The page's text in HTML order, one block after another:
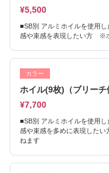
¥5,500
■SB別 アルミホイルを使用
感や束感を表現したい方 ※
カラー
ホイル(9枚)（ブリーチ
¥7,700
■SB別 アルミホイルを使用
感や束感を多めに表現した
ねます